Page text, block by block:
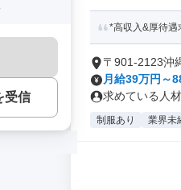
受信
*高収入&厚待遇
〒901-2123沖
月給39万円～
求めている人
制服あり 業界未